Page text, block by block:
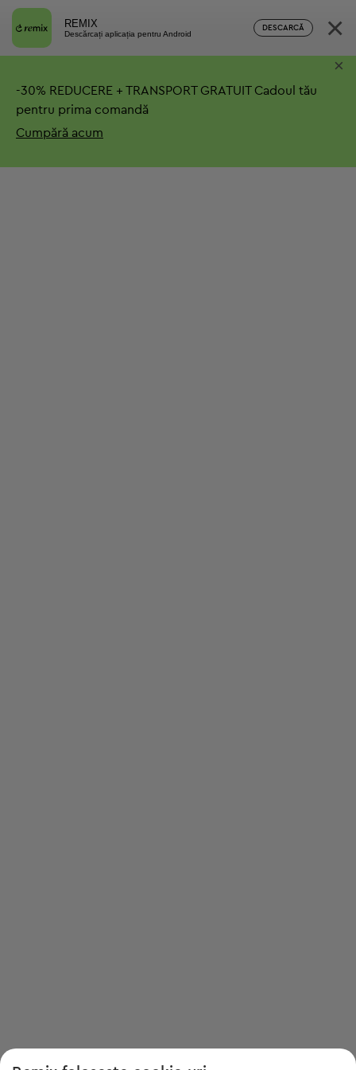
REMIX
Descărcați aplicația pentru Android
DESCARCĂ ×
-30% REDUCERE + TRANSPORT GRATUITCadoul tău
pentru prima comandă
Cumpără acum
×